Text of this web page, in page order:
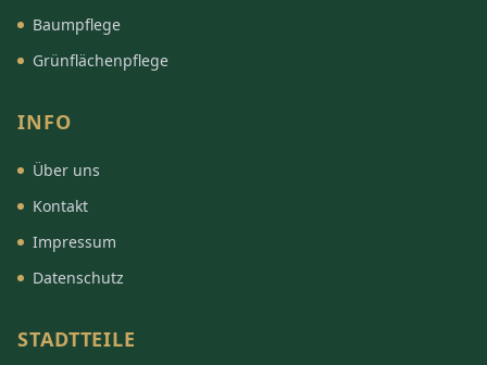
Baumpflege
Grünflächenpflege
INFO
Über uns
Kontakt
Impressum
Datenschutz
STADTTEILE